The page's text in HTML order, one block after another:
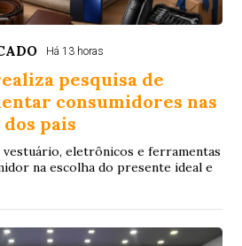
Há 13 horas
pesquisa de
consumidores nas
pais
vestuário, eletrônicos e ferramentas
na escolha do presente ideal e